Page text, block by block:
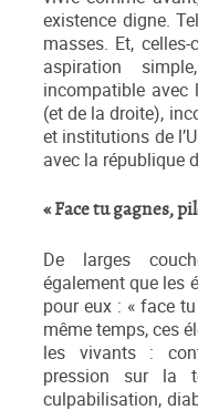
existence digne.
masses. Et,
aspiration
incompatible avec
(et de la droite),
et institutions de
avec la république
« Face tu gagnes,
De larges
également que les
pour eux : « face
même temps, ces
les vivants :
pression sur la
culpabilisation,